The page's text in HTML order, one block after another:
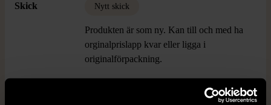
igång spelglädjen direkt.
Skick Nytt skick
Produkten är som ny. Kan till och med ha
orginalprislapp kvar eller ligga i
originalförpackning.